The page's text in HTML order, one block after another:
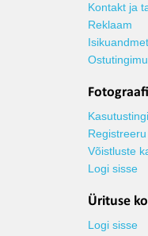
Kontakt ja
Reklaam
Võistluste
Logi sisse
Ürituse
Logi sisse